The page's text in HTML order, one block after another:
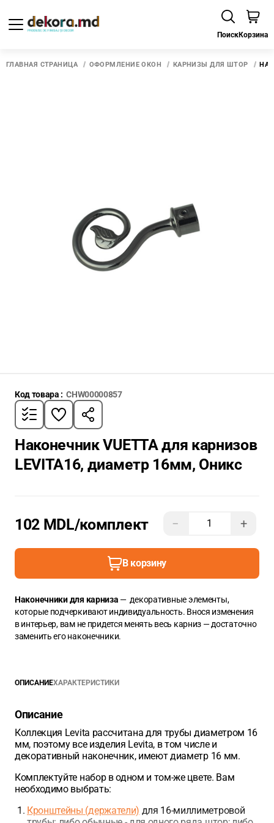
ПоискКорзина
ГЛАВНАЯ СТРАНИЦА ОФОРМЛЕНИЕ ОКОН КАРНИЗЫ ДЛЯ ШТОР
Код товара : CHW00000857
Наконечник VUETTA для карнизов
LEVITA16, диаметр 16мм, Оникс
102 MDL/комплект − +
В корзину
Наконечники для карниза — декоративные элементы,
которые подчеркивают индивидуальность. Внося изменения
в интерьер, вам не придется менять весь карниз — достаточно
заменить его наконечники.
ОПИСАНИЕХАРАКТЕРИСТИКИ
Описание
Коллекция Levita рассчитана для трубы диаметром 16
мм, поэтому все изделия Levita, в том числе и
декоративный наконечник, имеют диаметр 16 мм.
Комплектуйте набор в одном и том-же цвете. Вам
необходимо выбрать:
Кронштейны (держатели) для 16-миллиметровой